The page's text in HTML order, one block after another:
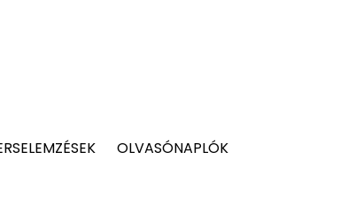
OLVASÓNAPLÓK